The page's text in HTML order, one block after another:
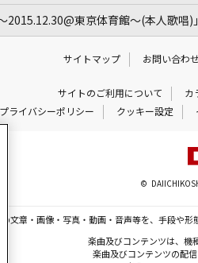
2015.12.30@東京体育館～(本人歌唱)
サイトマップ お問い合わ
サイトのご利用について カ
プライバシーポリシー クッキー設定
©
文章・画像・写真・動画・音声等を、手段や
楽曲及びコンテンツは、機
楽曲及びコンテンツの配